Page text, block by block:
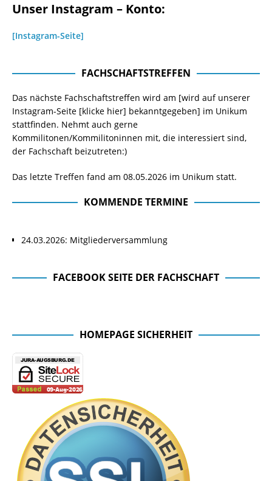
Unser Instagram – Konto:
[Instagram-Seite]
FACHSCHAFTSTREFFEN
Das nächste Fachschaftstreffen wird am [wird auf unserer
Instagram-Seite [klicke hier] bekanntgegeben] im Unikum
stattfinden. Nehmt auch gerne
Kommilitonen/Kommilitoninnen mit, die interessiert sind,
der Fachschaft beizutreten:)
Das letzte Treffen fand am 08.05.2026 im Unikum statt.
KOMMENDE TERMINE
24.03.2026: Mitgliederversammlung
FACEBOOK SEITE DER FACHSCHAFT
HOMEPAGE SICHERHEIT